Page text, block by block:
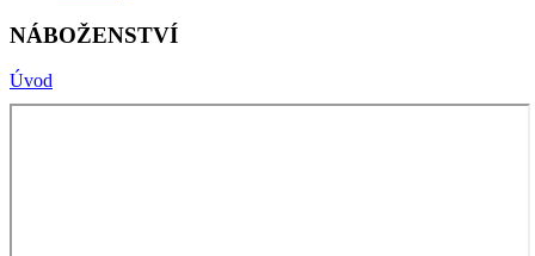
NÁBOŽENSTVÍ
Úvod